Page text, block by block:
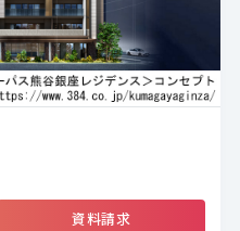
資料請求